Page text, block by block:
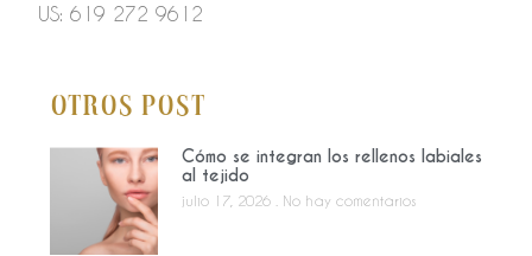
Otros Post
Cómo se integran los rellenos labiales
al tejido
julio 17, 2026 No hay comentarios
US: 619 272 9612